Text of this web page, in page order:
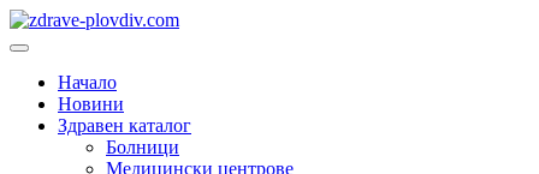
Преминете
към
Основно
Начало
Новини
Здравен каталог
Болници
Медицински центрове